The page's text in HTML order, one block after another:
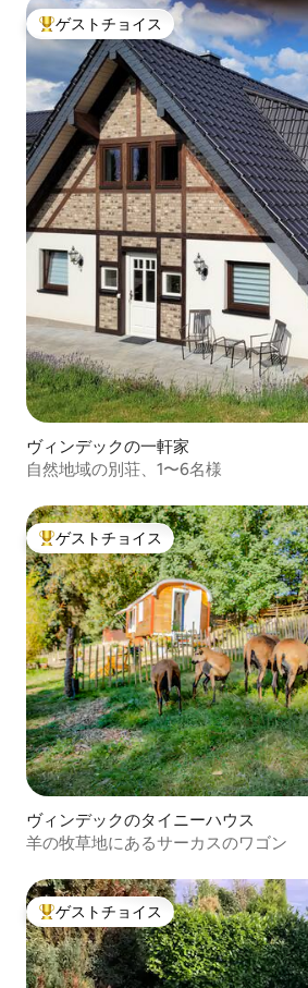
大好評のゲストチョイスです。
ゲストチョイス
ヴィンデックの一軒家
自然地域の別荘、1〜6名様
大好評のゲストチョイスです。
ゲストチョイス
ヴィンデックのタイニーハウス
羊の牧草地にあるサーカスのワゴン
大好評のゲストチョイスです。
ゲストチョイス